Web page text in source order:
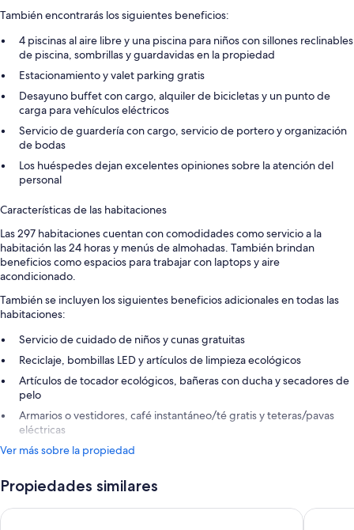
También encontrarás los siguientes beneficios:
4 piscinas al aire libre y una piscina para niños con sillones reclinables
de piscina, sombrillas y guardavidas en la propiedad
Estacionamiento y valet parking gratis
Desayuno buffet con cargo, alquiler de bicicletas y un punto de
carga para vehículos eléctricos
Servicio de guardería con cargo, servicio de portero y organización
de bodas
Los huéspedes dejan excelentes opiniones sobre la atención del
personal
Características de las habitaciones
Las 297 habitaciones cuentan con comodidades como servicio a la
habitación las 24 horas y menús de almohadas. También brindan
beneficios como espacios para trabajar con laptops y aire
acondicionado.
También se incluyen los siguientes beneficios adicionales en todas las
habitaciones:
Servicio de cuidado de niños y cunas gratuitas
Reciclaje, bombillas LED y artículos de limpieza ecológicos
Artículos de tocador ecológicos, bañeras con ducha y secadores de
pelo
Armarios o vestidores, café instantáneo/té gratis y teteras/pavas
eléctricas
Ver más sobre la propiedad
Propiedades similares
DoubleTree by Hilton Hotel Aqaba